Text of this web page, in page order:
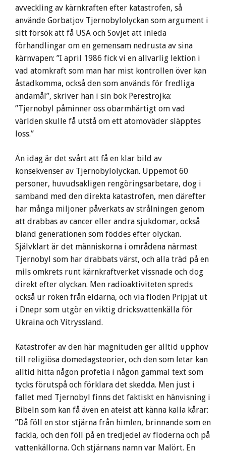
avveckling av kärnkraften efter katastrofen, så
använde Gorbatjov Tjernobylolyckan som argument i
sitt försök att få USA och Sovjet att inleda
förhandlingar om en gemensam nedrusta av sina
kärnvapen: ”I april 1986 fick vi en allvarlig lektion i
vad atomkraft som man har mist kontrollen över kan
åstadkomma, också den som används för fredliga
ändamål”, skriver han i sin bok Perestrojka:
”Tjernobyl påminner oss obarmhärtigt om vad
världen skulle få utstå om ett atomoväder släpptes
loss.”
Än idag är det svårt att få en klar bild av
konsekvenser av Tjernobylolyckan. Uppemot 60
personer, huvudsakligen rengöringsarbetare, dog i
samband med den direkta katastrofen, men därefter
har många miljoner påverkats av strålningen genom
att drabbas av cancer eller andra sjukdomar, också
bland generationen som föddes efter olyckan.
Självklart är det människorna i områdena närmast
Tjernobyl som har drabbats värst, och alla träd på en
mils omkrets runt kärnkraftverket vissnade och dog
direkt efter olyckan. Men radioaktiviteten spreds
också ur röken från eldarna, och via floden Pripjat ut
i Dnepr som utgör en viktig dricksvattenkälla för
Ukraina och Vitryssland.
Katastrofer av den här magnituden ger alltid upphov
till religiösa domedagsteorier, och den som letar kan
alltid hitta någon profetia i någon gammal text som
tycks förutspå och förklara det skedda. Men just i
fallet med Tjernobyl finns det faktiskt en hänvisning i
Bibeln som kan få även en ateist att känna kalla kårar:
”Då föll en stor stjärna från himlen, brinnande som en
fackla, och den föll på en tredjedel av floderna och på
vattenkällorna. Och stjärnans namn var Malört. En